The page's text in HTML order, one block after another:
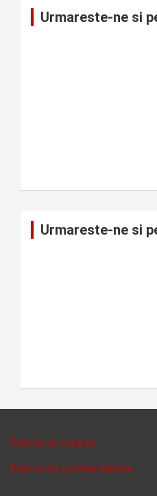
Urmareste-ne si
Urmareste-ne si
Politica de cookies
Politica de confidentalitate